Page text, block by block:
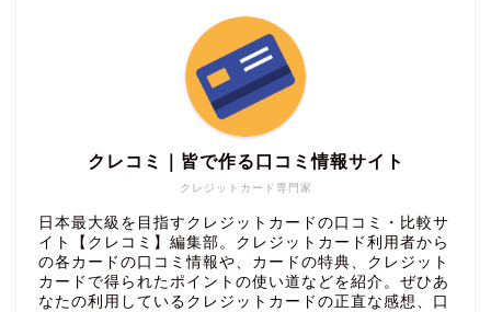
クレジットカード専門家
クレコミ｜皆で作る口コミ情報サイト
日本最大級を目指すクレジットカードの口コミ・比較サ
イト【クレコミ】編集部。クレジットカード利用者から
の各カードの口コミ情報や、カードの特典、クレジット
カードで得られたポイントの使い道などを紹介。ぜひあ
なたの利用しているクレジットカードの正直な感想、口